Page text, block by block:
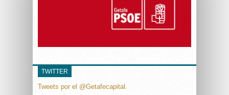
TWITTER
Tweets por el @Getafecapital.